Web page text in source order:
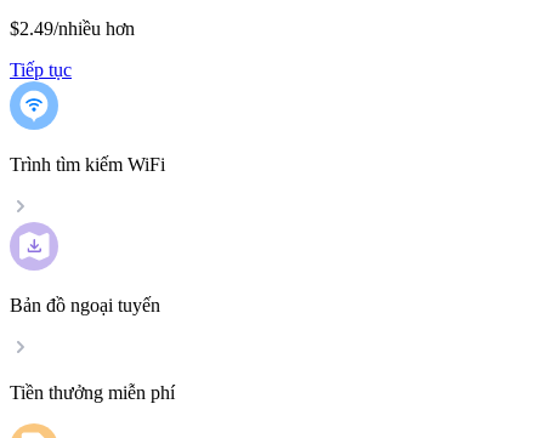
$2.49/nhiều hơn
Tiếp tục
Trình tìm kiếm WiFi
Bản đồ ngoại tuyến
Tiền thưởng miễn phí